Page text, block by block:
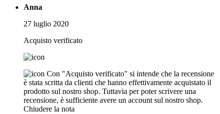
Anna
27 luglio 2020
Acquisto verificato
Con "Acquisto verificato" si intende che la recensione
è stata scritta da clienti che hanno effettivamente acquistato il
prodotto sul nostro shop. Tuttavia per poter scrivere una
recensione, è sufficiente avere un account sul nostro shop.
Chiudere la nota